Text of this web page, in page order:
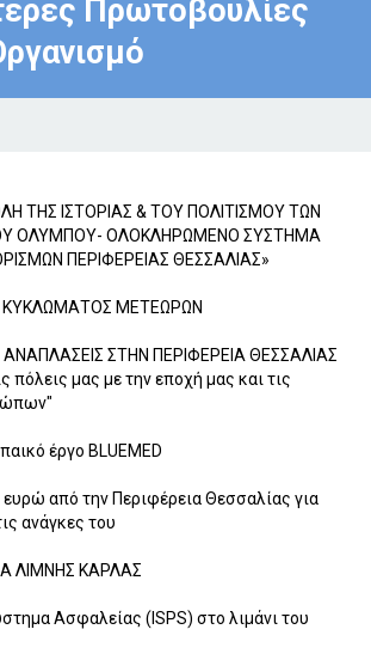
Πρωτοβουλίες
ΤΗΣ ΙΣΤΟΡΙΑΣ & ΤΟΥ ΠΟΛΙΤΙΣΜΟΥ ΤΩΝ
ΟΛΥΜΠΟΥ- ΟΛΟΚΛΗΡΩΜΕΝΟ ΣΥΣΤΗΜΑ
ΠΕΡΙΦΕΡΕΙΑΣ ΘΕΣΣΑΛΙΑΣ»
ΚΥΚΛΩΜΑΤΟΣ ΜΕΤΕΩΡΩΝ
ΑΝΑΠΛΑΣΕΙΣ ΣΤΗΝ ΠΕΡΙΦΕΡΕΙΑ ΘΕΣΣΑΛΙΑΣ
πόλεις μας με την εποχή μας και τις
έργο BLUEMED
από την Περιφέρεια Θεσσαλίας για
ανάγκες του
ΛΙΜΝΗΣ ΚΑΡΛΑΣ
Ασφαλείας (ISPS) στο λιμάνι του